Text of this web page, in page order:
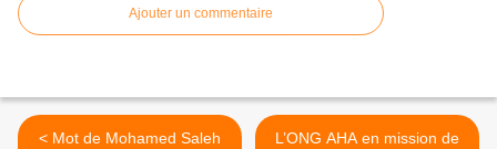
Ajouter un commentaire
< Mot de Mohamed Saleh
L’ONG AHA en mission de